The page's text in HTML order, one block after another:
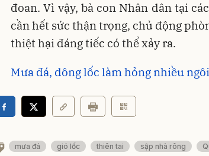
đoan. Vì vậy, bà con Nhân dân tại
cần hết sức thận trọng, chủ động
thiệt hại đáng tiếc có thể xảy ra.
Mưa đá, dông lốc làm hỏng nhiều
mưa đá gió lốc thiên tai sập nhà rông